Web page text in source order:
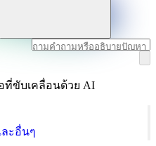
ที่ขับเคลื่อนด้วย AI
ะอื่นๆ